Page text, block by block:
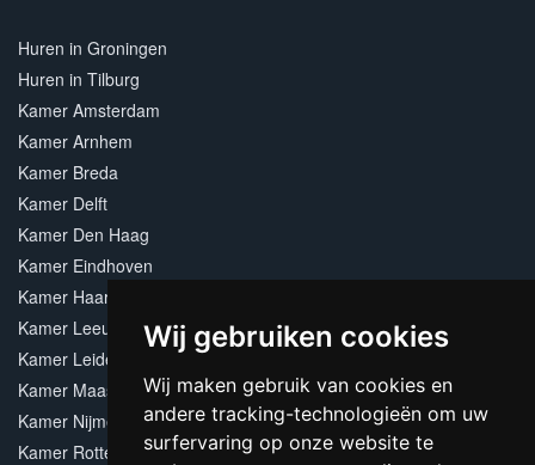
Wij gebruiken cookies
Wij maken gebruik van cookies en
andere tracking-technologieën om uw
surfervaring op onze website te
Huren in Groningen
Huren in Tilburg
Kamer Amsterdam
Kamer Arnhem
Kamer Breda
Kamer Delft
Kamer Den Haag
Kamer Eindhoven
Kamer Haarlem
Kamer Leeuwarden
Kamer Leiden
Kamer Maastricht
Kamer Nijmegen
Kamer Rotterdam